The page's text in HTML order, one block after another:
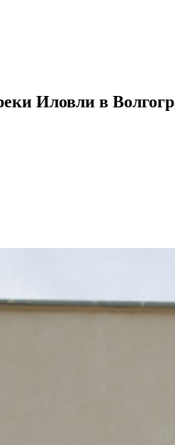
Иловли в